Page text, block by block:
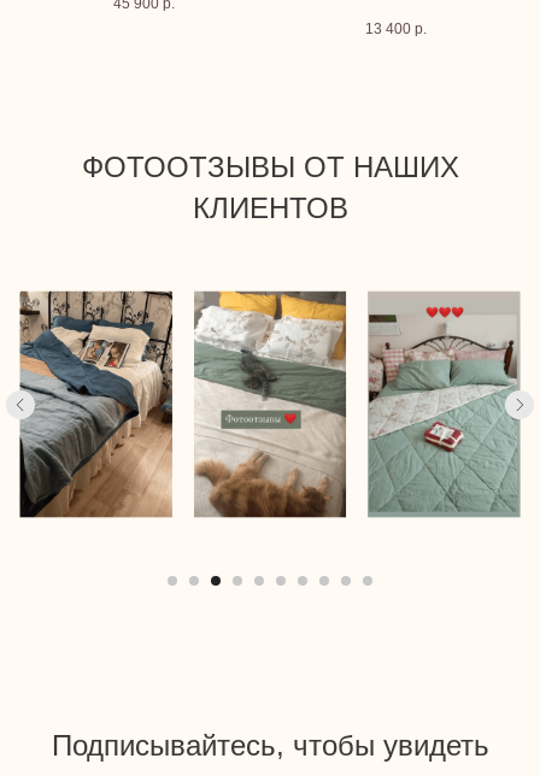
13 400 р.
ФОТООТЗЫВЫ ОТ НАШИХ
КЛИЕНТОВ
Подписывайтесь, чтобы увидеть